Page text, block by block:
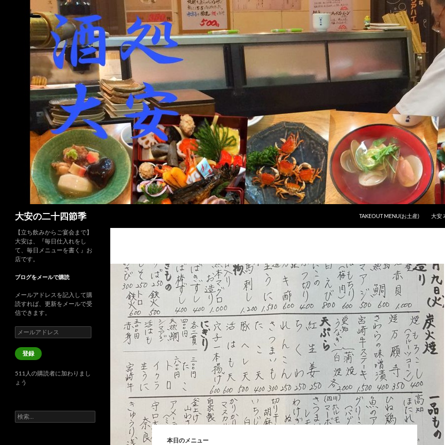
大安の二十四節季
TAKEOUT MENU(お土産)
大安
本日のメニュー
【立ち飲みからご宴会まで】
大安は、『毎日仕入れをし
て、毎日メニューを書く』お
店です。
ブログをメールで購読
メールアドレスを記入して購
読すれば、更新をメールで受
信できます。
メ
ー
ル
ア
レ
ス
登録
511人の購読者に加わりまし
ょう
検
索: